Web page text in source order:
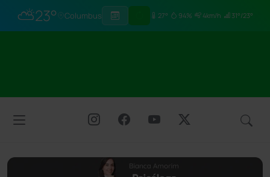
⛅23° Columbus 27° 94% 4km/h 31°/23°